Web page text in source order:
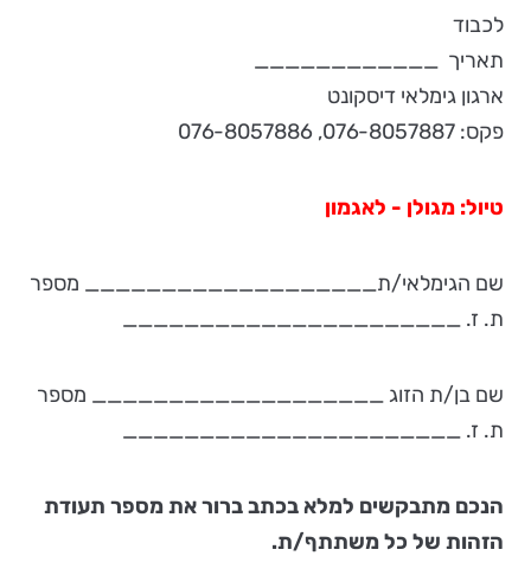
לכבוד
תאריך ­­­­­­­____________
ארגון גימלאי דיסקונט
פקס: 076-8057887, 076-8057886
טיול: מגולן - לאגמון
שם הגימלאי/ת___________________ מספר
ת. ז. ______________________
שם בן/ת הזוג ___________________ מספר
ת. ז. ______________________
הנכם מתבקשים למלא בכתב ברור את מספר תעודת
הזהות של כל משתתף/ת.